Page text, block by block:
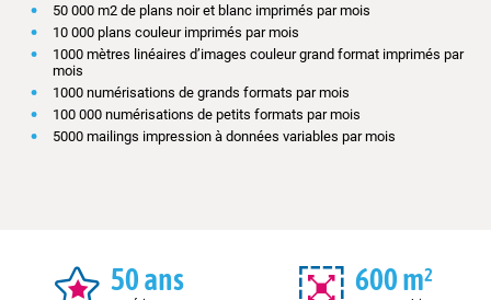
50 000 m2 de plans noir et blanc imprimés par mois
10 000 plans couleur imprimés par mois
1000 mètres linéaires d’images couleur grand format imprimés par
mois
1000 numérisations de grands formats par mois
100 000 numérisations de petits formats par mois
5000 mailings impression à données variables par mois
50 ans 600 m²